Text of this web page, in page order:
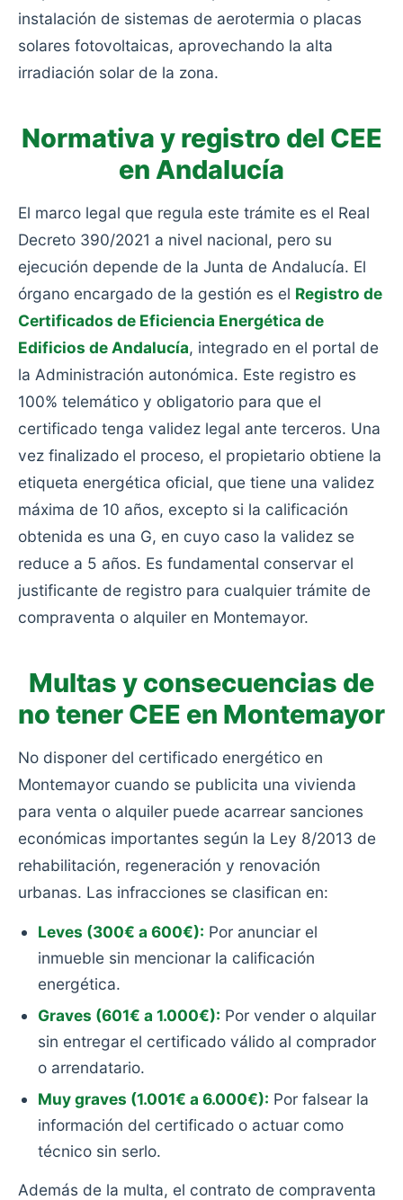
instalación de sistemas de aerotermia o placas
solares fotovoltaicas, aprovechando la alta
irradiación solar de la zona.
Normativa y registro del CEE
en Andalucía
El marco legal que regula este trámite es el Real
Decreto 390/2021 a nivel nacional, pero su
ejecución depende de la Junta de Andalucía. El
órgano encargado de la gestión es el Registro de
Certificados de Eficiencia Energética de
Edificios de Andalucía, integrado en el portal de
la Administración autonómica. Este registro es
100% telemático y obligatorio para que el
certificado tenga validez legal ante terceros. Una
vez finalizado el proceso, el propietario obtiene la
etiqueta energética oficial, que tiene una validez
máxima de 10 años, excepto si la calificación
obtenida es una G, en cuyo caso la validez se
reduce a 5 años. Es fundamental conservar el
justificante de registro para cualquier trámite de
compraventa o alquiler en Montemayor.
Multas y consecuencias de
no tener CEE en Montemayor
No disponer del certificado energético en
Montemayor cuando se publicita una vivienda
para venta o alquiler puede acarrear sanciones
económicas importantes según la Ley 8/2013 de
rehabilitación, regeneración y renovación
urbanas. Las infracciones se clasifican en:
Leves (300€ a 600€): Por anunciar el
inmueble sin mencionar la calificación
energética.
Graves (601€ a 1.000€): Por vender o alquilar
sin entregar el certificado válido al comprador
o arrendatario.
Muy graves (1.001€ a 6.000€): Por falsear la
información del certificado o actuar como
técnico sin serlo.
Además de la multa, el contrato de compraventa